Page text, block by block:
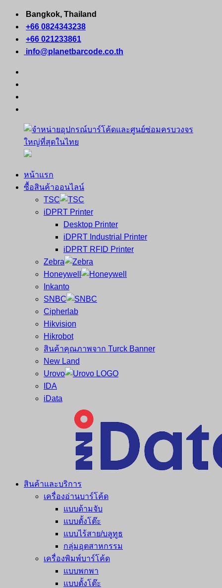
Skip
content
Bangkok, Thailand
+66 0824343238
+66 021233861
info@planetbarcode.co.th
จำหน่าย
คอมพิวเตอร์
หน้าแรก
ซื้อสินค้าออนไลน์
TSC
iDPRT Printer
Desktop Printer
iDPRT Industrial Printer
iDPRT RFID Printer
Zebra
Honeywell
Inkanto
SNBC
Cipherlab
Hikvision
Hikrobot
สินค้าคุณภาพจาก Turck Banner
New Land
Urovo
IDA
iData
สินค้าและบริการ
เครื่องอ่านบาร์โค้ด
แบบด้ามจับ
แบบตั้งโต๊ะ
แบบไร้สาย/บลูทูธ
กลุ่มอุตสาหกรรม
เครื่องพิมพ์บาร์โค้ด
แบบพกพา
แบบตั้งโต๊ะ